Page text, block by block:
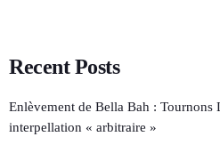
Recent Posts
Enlèvement de Bella Bah : Tournons
interpellation « arbitraire »